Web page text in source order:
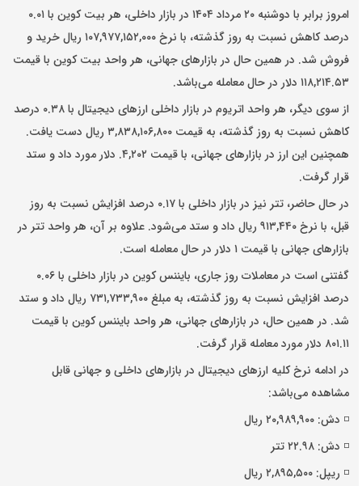
امروز برابر با دوشنبه ۲۰ مرداد ۱۴۰۴ در بازار داخلی، هر بیت کوین با ۰.۰۱
درصد کاهش نسبت به روز گذشته، با نرخ ۱۰۷,۹۷۷,۱۵۲,۰۰۰ ریال خرید و
فروش شد. در همین حال در بازار‌های جهانی، هر واحد بیت کوین با قیمت
۱۱۸,۲۱۴.۵۳ دلار در حال معامله می‌باشد.
از سوی دیگر، هر واحد اتریوم در بازار داخلی ارز‌های دیجیتال با ۰.۳۸ درصد
کاهش نسبت به روز گذشته، به قیمت ۳,۸۳۸,۱۰۶,۸۰۰ ریال دست یافت.
همچنین این ارز در بازار‌های جهانی، با قیمت ۴,۲۰۲. دلار مورد داد و ستد
قرار گرفت.
در حال حاضر، تتر نیز در بازار داخلی با ۰.۱۷ درصد افزایش نسبت به روز
قبل، با نرخ ۹۱۳,۴۴۰ ریال داد و ستد می‌شود. علاوه بر آن، هر واحد تتر در
بازار‌های جهانی با قیمت ۱ دلار در حال معامله است.
گفتنی است در معاملات روز جاری، بایننس کوین در بازار داخلی با ۰.۰۶
درصد افزایش نسبت به روز گذشته، به مبلغ ۷۳۱,۷۳۳,۹۰۰ ریال داد و ستد
شد. در همین حال، در بازار‌های جهانی، هر واحد بایننس کوین با قیمت
۸۰۱.۱۱ دلار مورد معامله قرار گرفت.
در ادامه نرخ کلیه ارز‌های دیجیتال در بازار‌های داخلی و جهانی قابل
مشاهده می‌باشد:
◽️ دش: ۲۰,۹۸۹,۹۰۰ ریال
◽️ دش: ۲۲.۹۸ تتر
◽️ ریپل: ۲,۸۹۵,۵۰۰ ریال